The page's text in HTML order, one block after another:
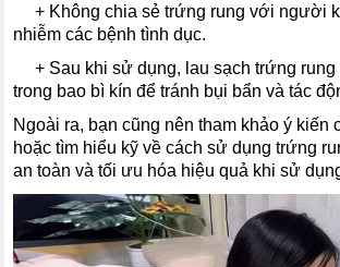
----+ Không chia sẻ trứng rung với người
nhiễm các bệnh tình dục.
----+ Sau khi sử dụng, lau sạch trứng rung
trong bao bì kín để tránh bụi bẩn và tác
Ngoài ra, bạn cũng nên tham khảo ý kiến
hoặc tìm hiểu kỹ về cách sử dụng trứng
an toàn và tối ưu hóa hiệu quả khi sử